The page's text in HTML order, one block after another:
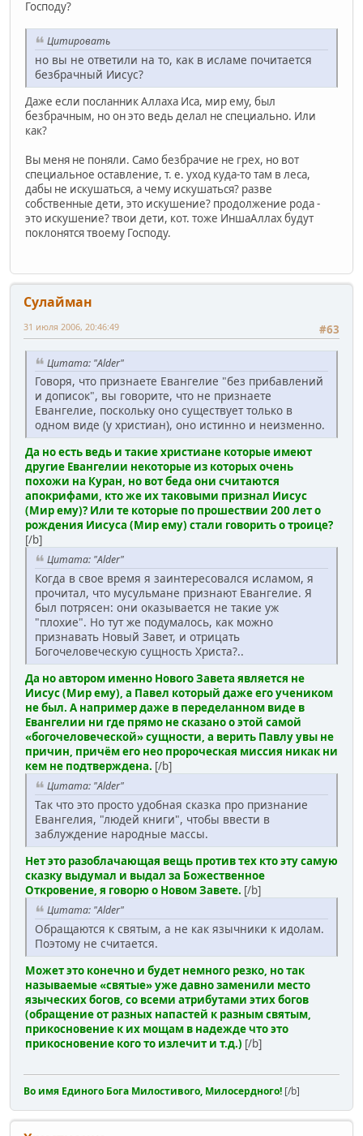
Господу?
Цитировать
но вы не ответили на то, как в исламе почитается
безбрачный Иисус?
Даже если посланник Аллаха Иса, мир ему, был
безбрачным, но он это ведь делал не специально. Или
как?
Вы меня не поняли. Само безбрачие не грех, но вот
специальное оставление, т. е. уход куда-то там в леса,
дабы не искушаться, а чему искушаться? разве
собственные дети, это искушение? продолжение рода -
это искушение? твои дети, кот. тоже ИншаАллах будут
поклонятся твоему Господу.
Сулайман
#63
31 июля 2006, 20:46:49
Цитата: "Alder"
Говоря, что признаете Евангелие "без прибавлений
и дописок", вы говорите, что не признаете
Евангелие, поскольку оно существует только в
одном виде (у христиан), оно истинно и неизменно.
Да но есть ведь и такие христиане которые имеют
другие Евангелии некоторые из которых очень
похожи на Куран, но вот беда они считаются
апокрифами, кто же их таковыми признал Иисус
(Мир ему)? Или те которые по прошествии 200 лет о
рождения Иисуса (Мир ему) стали говорить о троице?
[/b]
Цитата: "Alder"
Когда в свое время я заинтересовался исламом, я
прочитал, что мусульмане признают Евангелие. Я
был потрясен: они оказывается не такие уж
"плохие". Но тут же подумалось, как можно
признавать Новый Завет, и отрицать
Богочеловеческую сущность Христа?..
Да но автором именно Нового Завета является не
Иисус (Мир ему), а Павел который даже его учеником
не был. А например даже в переделанном виде в
Евангелии ни где прямо не сказано о этой самой
«богочеловеческой» сущности, а верить Павлу увы не
причин, причём его нео пророческая миссия никак ни
кем не подтверждена. [/b]
Цитата: "Alder"
Так что это просто удобная сказка про признание
Евангелия, "людей книги", чтобы ввести в
заблуждение народные массы.
Нет это разоблачающая вещь против тех кто эту самую
сказку выдумал и выдал за Божественное
Откровение, я говорю о Новом Завете. [/b]
Цитата: "Alder"
Обращаются к святым, а не как язычники к идолам.
Поэтому не считается.
Может это конечно и будет немного резко, но так
называемые «святые» уже давно заменили место
языческих богов, со всеми атрибутами этих богов
(обращение от разных напастей к разным святым,
прикосновение к их мощам в надежде что это
прикосновение кого то излечит и т.д.) [/b]
Во имя Единого Бога Милостивого, Милосердного! [/b]